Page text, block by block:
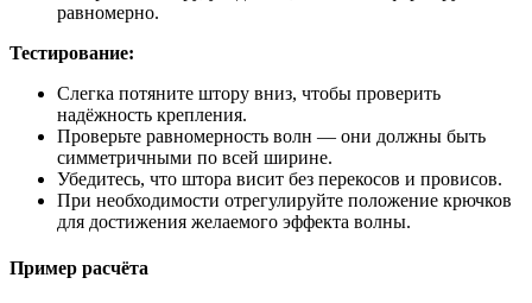
равномерно.
Тестирование:
Слегка потяните штору вниз, чтобы проверить
надёжность крепления.
Проверьте равномерность волн — они должны быть
симметричными по всей ширине.
Убедитесь, что штора висит без перекосов и провисов.
При необходимости отрегулируйте положение крючков
для достижения желаемого эффекта волны.
Пример расчёта